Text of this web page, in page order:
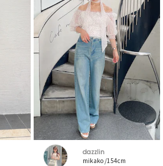
dazzlin
mikako /154cm